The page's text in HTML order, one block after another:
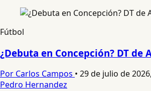
Fútbol
¿Debuta en Concepción? DT
Por Carlos Campos • 29 de julio de
Pedro Hernandez